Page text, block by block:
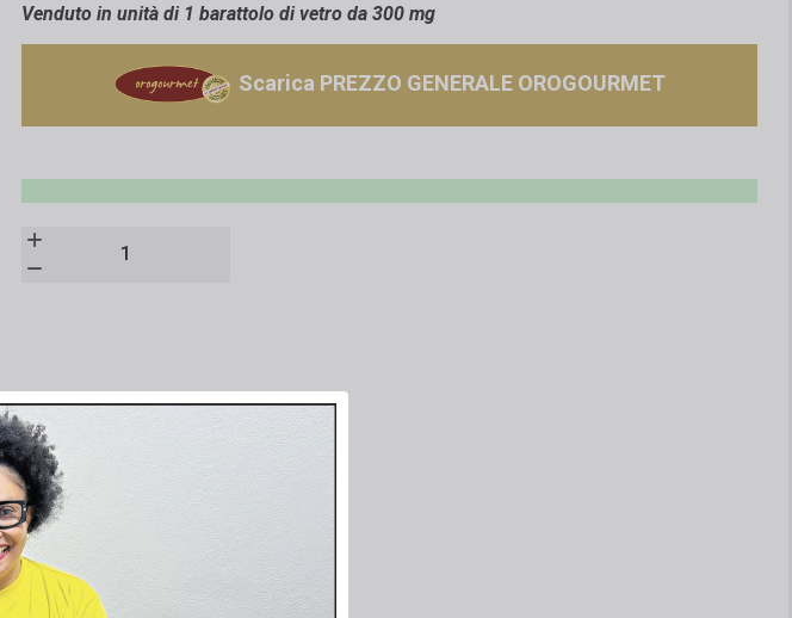
Venduto in unità di 1 barattolo di vetro da 300 mg
Scarica PREZZO GENERALE OROGOURMET